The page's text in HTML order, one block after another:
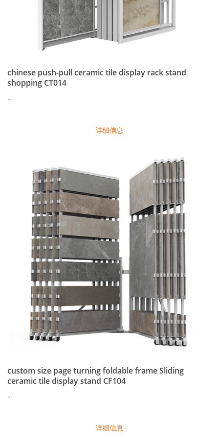
chinese push-pull ceramic tile display rack stand
shopping CT014
...
详细信息
custom size page turning foldable frame Sliding
ceramic tile display stand CF104
...
详细信息